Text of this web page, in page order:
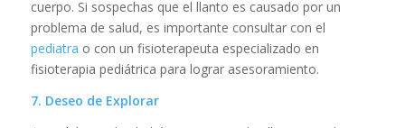
cuerpo. Si sospechas que el llanto es causado por un
problema de salud, es importante consultar con el
pediatra o con un fisioterapeuta especializado en
fisioterapia pediátrica para lograr asesoramiento.
7. Deseo de Explorar